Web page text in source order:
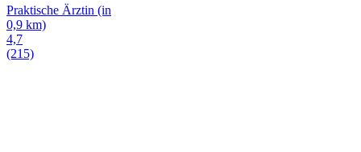
Praktische Ärztin (in
0,9 km)
4,7
(215)